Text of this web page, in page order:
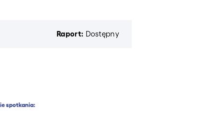
Raport: Dostępny
spotkania: